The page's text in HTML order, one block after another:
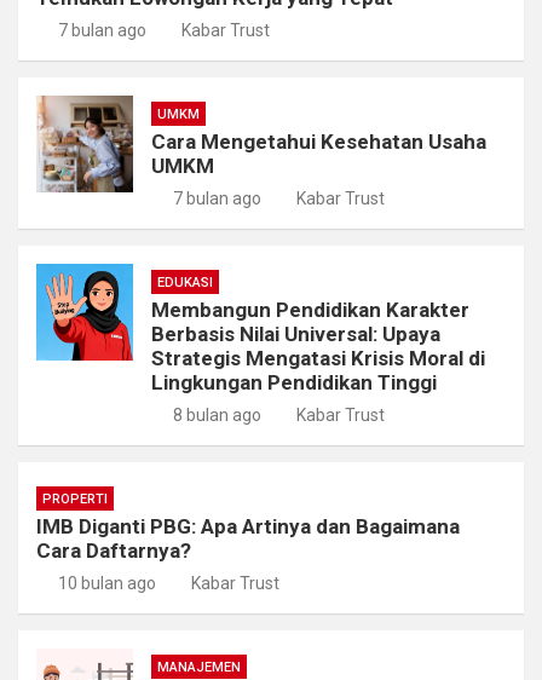
7 bulan ago Kabar Trust
UMKM
Cara Mengetahui Kesehatan Usaha
UMKM
7 bulan ago Kabar Trust
EDUKASI
Membangun Pendidikan Karakter
Berbasis Nilai Universal: Upaya
Strategis Mengatasi Krisis Moral di
Lingkungan Pendidikan Tinggi
8 bulan ago Kabar Trust
PROPERTI
IMB Diganti PBG: Apa Artinya dan Bagaimana
Cara Daftarnya?
10 bulan ago Kabar Trust
MANAJEMEN